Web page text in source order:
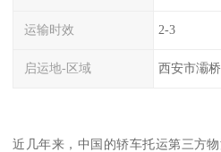
运输时效 2-3
启运地-区域 西安市灞
近几年来，中国的轿车托运第三方